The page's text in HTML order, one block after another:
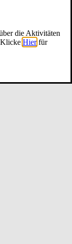
die Aktivitäten
Klicke Hier für
T­